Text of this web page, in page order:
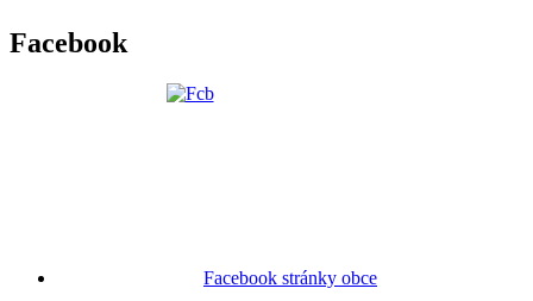
Facebook
Facebook stránky obce